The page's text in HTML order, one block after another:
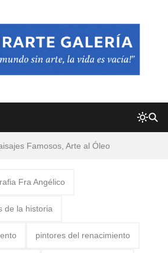
Famosos, Arte al Óleo
Fra Angélico
de la historia
pintores del renacimiento